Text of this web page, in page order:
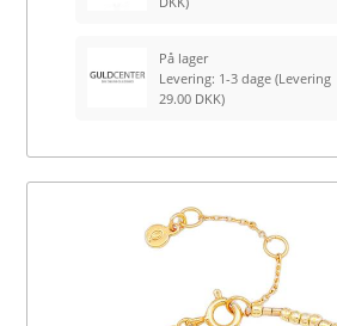
På lager
Levering: 1-3 dage(Levering
29.00 DKK)